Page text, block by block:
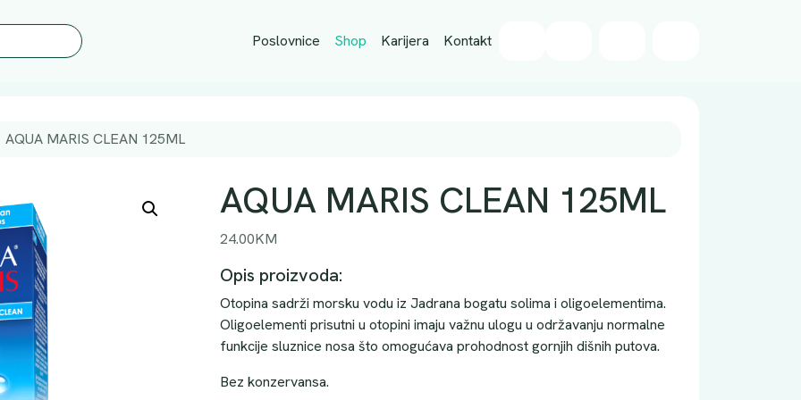
Poslovnice Shop Karijera Kontakt
AQUA MARIS CLEAN 125ML
AQUA MARIS CLEAN 125ML
24.00KM
Opis proizvoda:
Otopina sadrži morsku vodu iz Jadrana bogatu solima i oligoelementima.
Oligoelementi prisutni u otopini imaju važnu ulogu u održavanju normalne
funkcije sluznice nosa što omogućava prohodnost gornjih dišnih putova.
Bez konzervansa.